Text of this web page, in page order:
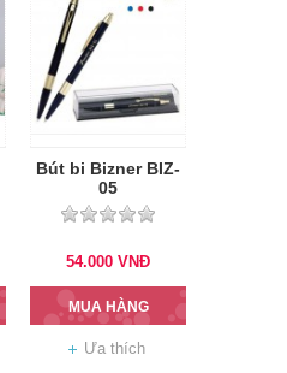
Bút bi Bizner BIZ-
05
54.000 VNĐ
MUA HÀNG
Ưa thích